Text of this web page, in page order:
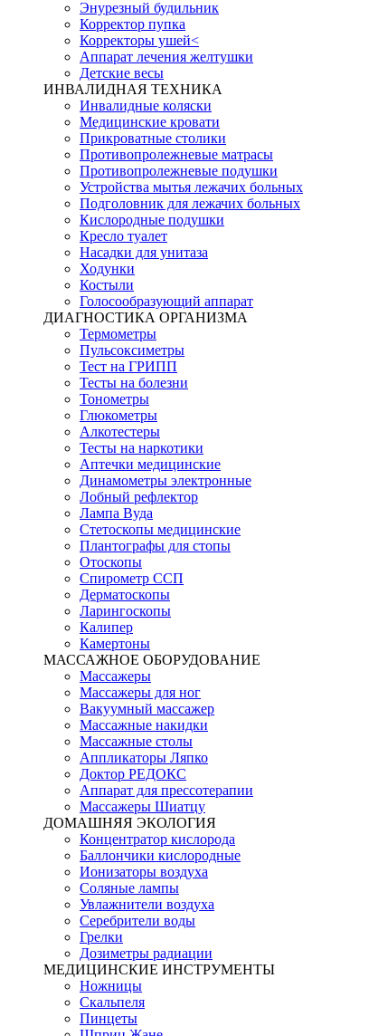
Энурезный будильник
Корректор пупка
Корректоры ушей<
Аппарат лечения желтушки
Детские весы
ИНВАЛИДНАЯ ТЕХНИКА
Инвалидные коляски
Медицинские кровати
Прикроватные столики
Противопролежневые матрасы
Противопролежневые подушки
Устройства мытья лежачих больных
Подголовник для лежачих больных
Кислородные подушки
Кресло туалет
Насадки для унитаза
Ходунки
Костыли
Голосообразующий аппарат
ДИАГНОСТИКА ОРГАНИЗМА
Термометры
Пульсоксиметры
Тест на ГРИПП
Тесты на болезни
Тонометры
Глюкометры
Алкотестеры
Тесты на наркотики
Аптечки медицинские
Динамометры электронные
Лобный рефлектор
Лампа Вуда
Стетоскопы медицинские
Плантографы для стопы
Отоскопы
Спирометр ССП
Дерматоскопы
Ларингоскопы
Калипер
Камертоны
МАССАЖНОЕ ОБОРУДОВАНИЕ
Массажеры
Массажеры для ног
Вакуумный массажер
Массажные накидки
Массажные столы
Аппликаторы Ляпко
Доктор РЕДОКС
Аппарат для прессотерапии
Массажеры Шиатцу
ДОМАШНЯЯ ЭКОЛОГИЯ
Концентратор кислорода
Баллончики кислородные
Ионизаторы воздуха
Соляные лампы
Увлажнители воздуха
Серебрители воды
Грелки
Дозиметры радиации
МЕДИЦИНСКИЕ ИНСТРУМЕНТЫ
Ножницы
Скальпеля
Пинцеты